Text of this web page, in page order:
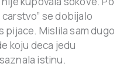
se dobijalo
pijace. Mislila sam dugo
koju deca jedu
istinu.